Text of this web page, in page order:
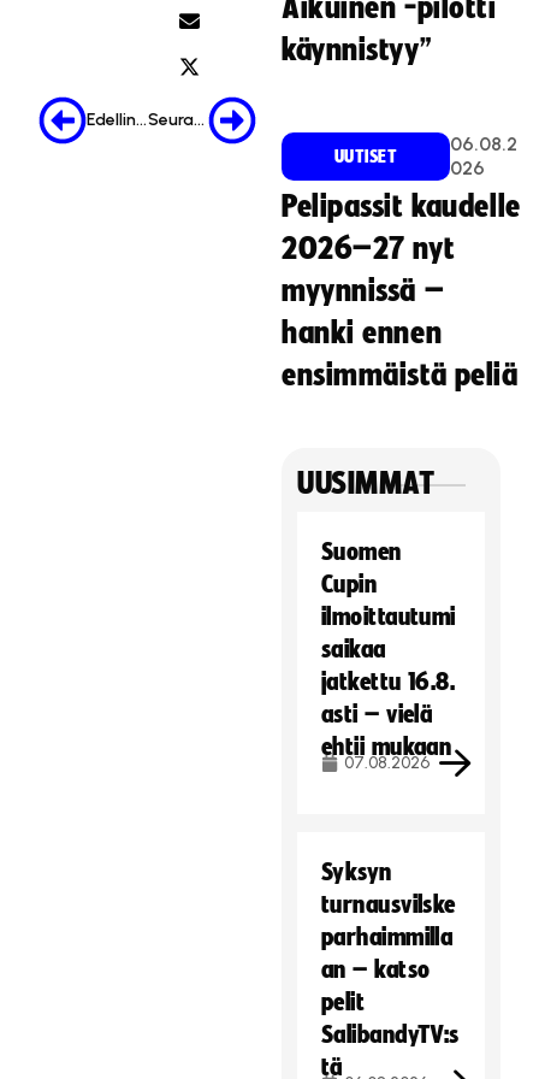
ti
e
Hyväksy markkinointievästeet
Edellinen Seuraava
Aikuinen -pilotti
käynnistyy”
UUTISET
06.08.2
026
Pelipassit kaudelle
2026–27 nyt
myynnissä –
hanki ennen
ensimmäistä peliä
UUSIMMAT
Suomen
Cupin
ilmoittautumi
saikaa
jatkettu 16.8.
asti – vielä
ehtii mukaan
07.08.2026
Syksyn
turnausvilske
parhaimmilla
an – katso
pelit
SalibandyTV:s
tä